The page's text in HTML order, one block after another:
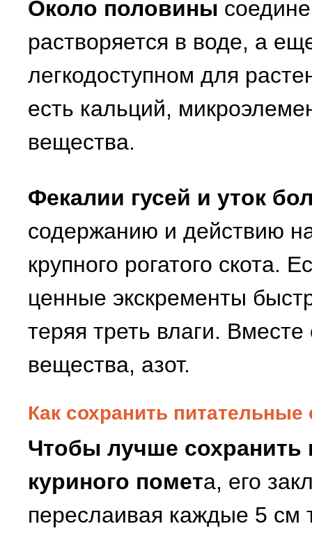
Около половины
растворяется в воде, а
легкодоступном для
есть кальций,
вещества.
Фекалии гусей и уток
содержанию и действию
крупного рогатого скота.
ценные экскременты
теряя треть влаги.
вещества, азот.
Как сохранить питательные
Чтобы лучше сохранить
куриного помета, его
переслаивая каждые 5